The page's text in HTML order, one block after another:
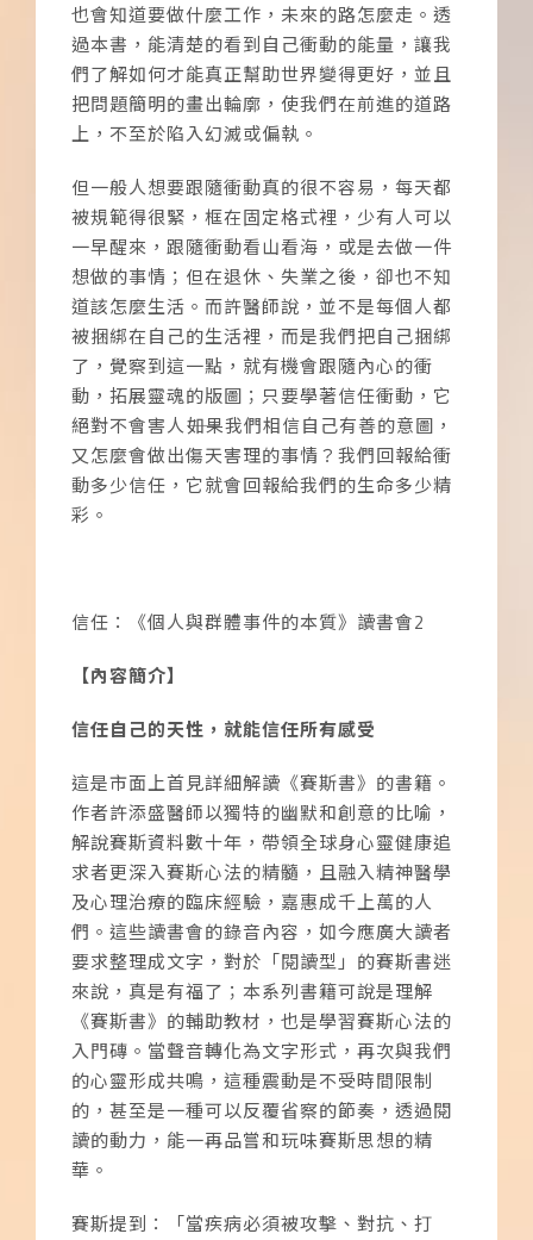
也會知道要做什麼工作，未來的路怎麼走。透
過本書，能清楚的看到自己衝動的能量，讓我
們了解如何才能真正幫助世界變得更好，並且
把問題簡明的畫出輪廓，使我們在前進的道路
上，不至於陷入幻滅或偏執。
但一般人想要跟隨衝動真的很不容易，每天都
被規範得很緊，框在固定格式裡，少有人可以
一早醒來，跟隨衝動看山看海，或是去做一件
想做的事情；但在退休、失業之後，卻也不知
道該怎麼生活。而許醫師說，並不是每個人都
被捆綁在自己的生活裡，而是我們把自己捆綁
了，覺察到這一點，就有機會跟隨內心的衝
動，拓展靈魂的版圖；只要學著信任衝動，它
絕對不會害人如果我們相信自己有善的意圖，
又怎麼會做出傷天害理的事情？我們回報給衝
動多少信任，它就會回報給我們的生命多少精
彩。
信任：《個人與群體事件的本質》讀書會2
【內容簡介】
信任自己的天性，就能信任所有感受
這是市面上首見詳細解讀《賽斯書》的書籍。
作者許添盛醫師以獨特的幽默和創意的比喻，
解說賽斯資料數十年，帶領全球身心靈健康追
求者更深入賽斯心法的精髓，且融入精神醫學
及心理治療的臨床經驗，嘉惠成千上萬的人
們。這些讀書會的錄音內容，如今應廣大讀者
要求整理成文字，對於「閱讀型」的賽斯書迷
來說，真是有福了；本系列書籍可說是理解
《賽斯書》的輔助教材，也是學習賽斯心法的
入門磚。當聲音轉化為文字形式，再次與我們
的心靈形成共鳴，這種震動是不受時間限制
的，甚至是一種可以反覆省察的節奏，透過閱
讀的動力，能一再品嘗和玩味賽斯思想的精
華。
賽斯提到：「當疾病必須被攻擊、對抗、打